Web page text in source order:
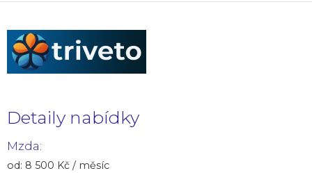
Detaily nabídky
Mzda:
od: 8 500 Kč / měsíc